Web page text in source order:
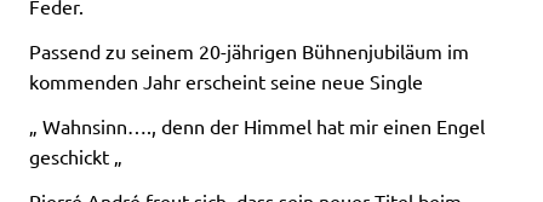
Feder.
Passend zu seinem 20-jährigen Bühnenjubiläum im
kommenden Jahr erscheint seine neue Single
„ Wahnsinn…., denn der Himmel hat mir einen Engel
geschickt „